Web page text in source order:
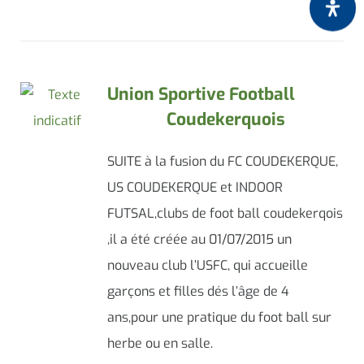
Union Sportive Football
Coudekerquois
SUITE à la fusion du FC COUDEKERQUE,
US COUDEKERQUE et INDOOR
FUTSAL,clubs de foot ball coudekerqois
,il a été créée au 01/07/2015 un
nouveau club l’USFC, qui accueille
garçons et filles dés l’âge de 4
ans,pour une pratique du foot ball sur
herbe ou en salle.